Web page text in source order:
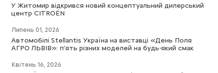
У Житомир відкрився новий концептуальний дилерський
центр CITROËN
Липень 01, 2026
Автомобілі Stellantis Україна на виставці «День Поля
АГРО ЛЬВІВ»: п’ять різних моделей на будь-який смак
Квітень 16, 2026